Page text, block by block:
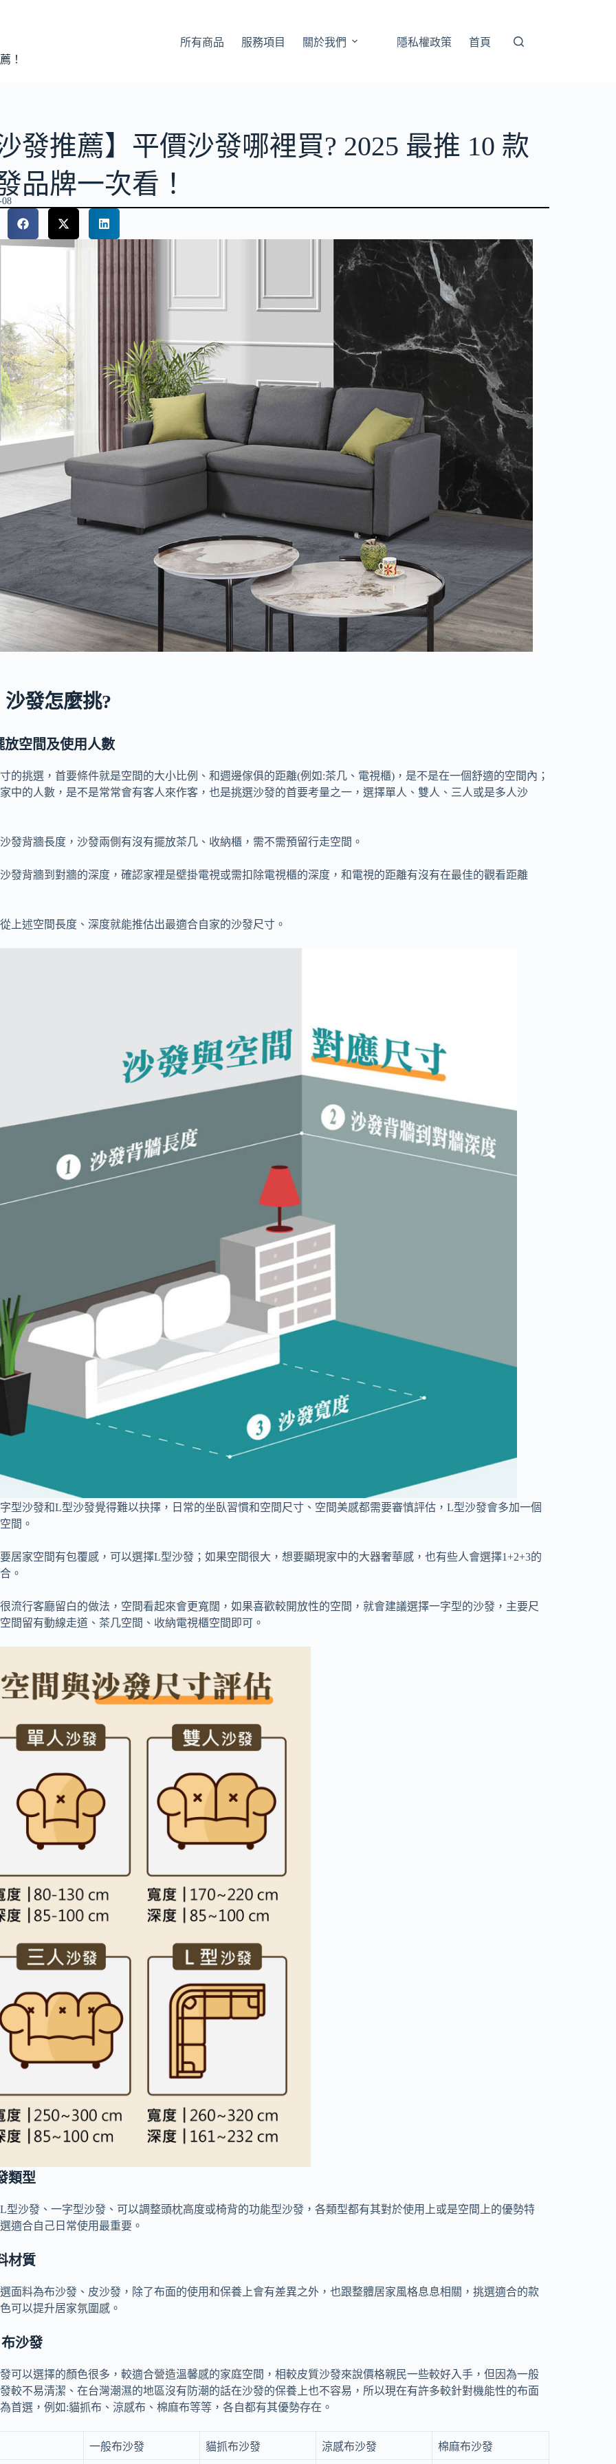
！
所有商品 服務項目 關於我們 隱私權政策 首頁
發推薦】平價沙發哪裡買? 2025 最推 10 款
品牌一次看！
08
沙發怎麼挑?
放空間及使用人數
的挑選，首要條件就是空間的大小比例、和週邊傢俱的距離(例如:茶几、電視櫃)，是不是在一個舒適的空間內；
中的人數，是不是常常會有客人來作客，也是挑選沙發的首要考量之一，選擇單人、雙人、三人或是多人沙
發背牆長度，沙發兩側有沒有擺放茶几、收納櫃，需不需預留行走空間。
發背牆到對牆的深度，確認家裡是壁掛電視或需扣除電視櫃的深度，和電視的距離有沒有在最佳的觀看距離
上述空間長度、深度就能推估出最適合自家的沙發尺寸。
型沙發和L型沙發覺得難以抉擇，日常的坐臥習慣和空間尺寸、空間美感都需要審慎評估，L型沙發會多加一個
間。
居家空間有包覆感，可以選擇L型沙發；如果空間很大，想要顯現家中的大器奢華感，也有些人會選擇1+2+3的
。
流行客廳留白的做法，空間看起來會更寬闊，如果喜歡較開放性的空間，就會建議選擇一字型的沙發，主要尺
間留有動線走道、茶几空間、收納電視櫃空間即可。
類型
型沙發、一字型沙發、可以調整頭枕高度或椅背的功能型沙發，各類型都有其對於使用上或是空間上的優勢特
適合自己日常使用最重要。
材質
面料為布沙發、皮沙發，除了布面的使用和保養上會有差異之外，也跟整體居家風格息息相關，挑選適合的款
可以提升居家氛圍感。
沙發
可以選擇的顏色很多，較適合營造溫馨感的家庭空間，相較皮質沙發來說價格親民一些較好入手，但因為一般
較不易清潔、在台灣潮濕的地區沒有防潮的話在沙發的保養上也不容易，所以現在有許多較針對機能性的布面
首選，例如:貓抓布、涼感布、棉麻布等等，各自都有其優勢存在。
一般布沙發 貓抓布沙發 涼感布沙發 棉麻布沙發